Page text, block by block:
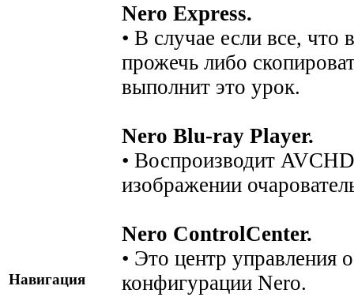
Навигация
Nero Express.
• В случае если все,
прожечь либо
выполнит это урок.
Nero Blu-ray Player.
• Воспроизводит
изображении
Nero ControlCenter.
• Это центр управления
конфигурации Nero.